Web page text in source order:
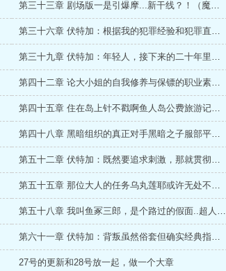
第三十三章 剧场版一是引爆摩...新干线？！（魔改剧场版上线，求追读！）
第三十六章 伏特加：根据我的犯罪经验和犯罪直觉，这个案子应该这么做！
第三十九章 伏特加：年轻人，接下来的二十年里，你都未来可期！（求追读！）
第四十二章 论大小姐的自我修养与保镖的职业素养!（求追读！）
第四十五章 住在岛上针不戳啊鱼人岛公费旅游记录，琴酒 （求追读！）
第四十八章 黑暗组织的真正对手黑暗之子服部平次！（第一更求追读！）
第五十二章 伏特加：既然要追求刺激，那就贯彻到底咯~
第五十五章 那位大人的任务乌丸莲耶或许无处不在...求追读！）
第五十八章 我叫鱼冢三郎，是个路过的假面..超人的爱好者，普普通通的保镖
第六十一章 伏特加：背叛虽然俗套但确实经典指的才不是组织！（求追读）
27号的更新和28号放一起，做一个大章